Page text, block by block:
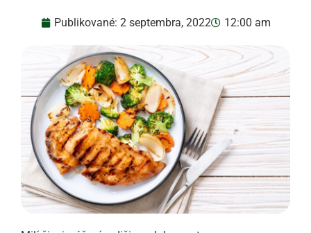
Publikované: 2 septembra, 2022 12:00 am